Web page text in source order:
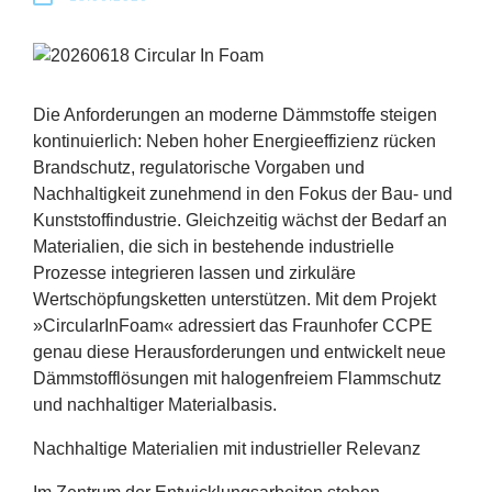
Erfolge
Fördermöglichkeiten
Presse
Aktuelles
Die Anforderungen an moderne Dämmstoffe steigen
kontinuierlich: Neben hoher Energieeffizienz rücken
Brandschutz, regulatorische Vorgaben und
Nachhaltigkeit zunehmend in den Fokus der Bau- und
Kunststoffindustrie. Gleichzeitig wächst der Bedarf an
Materialien, die sich in bestehende industrielle
Prozesse integrieren lassen und zirkuläre
Wertschöpfungsketten unterstützen. Mit dem Projekt
»CircularInFoam« adressiert das Fraunhofer CCPE
genau diese Herausforderungen und entwickelt neue
Dämmstofflösungen mit halogenfreiem Flammschutz
und nachhaltiger Materialbasis.
Nachhaltige Materialien mit industrieller Relevanz